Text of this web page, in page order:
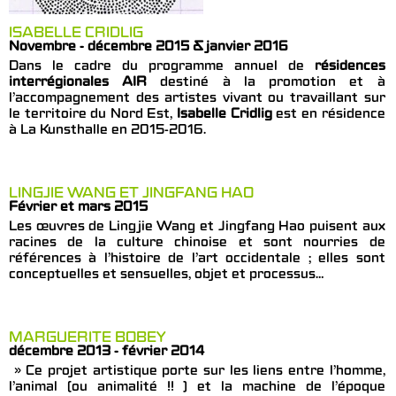
ISABELLE CRIDLIG
Novembre - décembre 2015 & janvier 2016
Dans le cadre du programme annuel de résidences
interrégionales AIR destiné à la promotion et à
l’accompagnement des artistes vivant ou travaillant sur
le territoire du Nord Est, Isabelle Cridligest en résidence
à La Kunsthalle en 2015-2016.
LINGJIE WANG ET JINGFANG HAO
Février et mars 2015
Les œuvres de Lingjie Wang et Jingfang Hao puisent aux
racines de la culture chinoise et sont nourries de
références à l’histoire de l’art occidentale ; elles sont
conceptuelles et sensuelles, objet et processus…
MARGUERITE BOBEY
décembre 2013 - février 2014
» Ce projet artistique porte sur les liens entre l’homme,
l’animal (ou animalité !! ) et la machine de l’époque